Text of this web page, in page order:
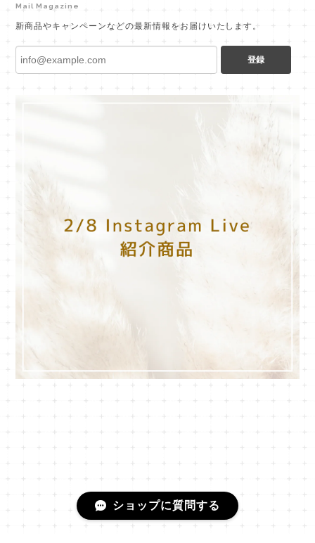
Mail Magazine
新商品やキャンペーンなどの最新情報をお届けいたします。
登録
ショップに質問する